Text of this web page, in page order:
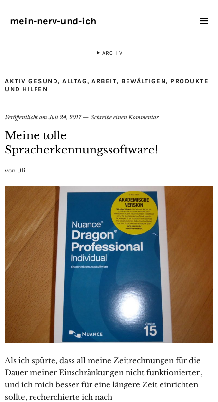
mein-nerv-und-ich
ARCHIV
AKTIV GESUND, ALLTAG, ARBEIT, BEWÄLTIGEN, PRODUKTE
UND HILFEN
Veröffentlicht amJuli 24, 2017 Schreibe einen Kommentar
Meine tolle
Spracherkennungssoftware!
von Uli
Als ich spürte, dass all meine Zeitrechnungen für die
Dauer meiner Einschränkungen nicht funktionierten,
und ich mich besser für eine längere Zeit einrichten
sollte, recherchierte ich nach